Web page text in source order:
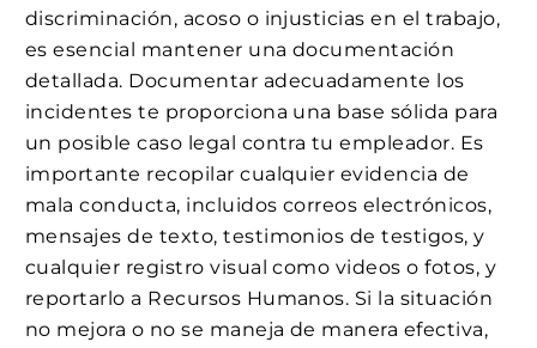
discriminación, acoso o injusticias en el trabajo,
es esencial mantener una documentación
detallada. Documentar adecuadamente los
incidentes te proporciona una base sólida para
un posible caso legal contra tu empleador. Es
importante recopilar cualquier evidencia de
mala conducta, incluidos correos electrónicos,
mensajes de texto, testimonios de testigos, y
cualquier registro visual como videos o fotos, y
reportarlo a Recursos Humanos. Si la situación
no mejora o no se maneja de manera efectiva,